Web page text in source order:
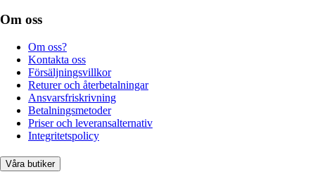
Om oss
Om oss?
Kontakta oss
Försäljningsvillkor
Returer och återbetalningar
Ansvarsfriskrivning
Betalningsmetoder
Priser och leveransalternativ
Integritetspolicy
Våra butiker